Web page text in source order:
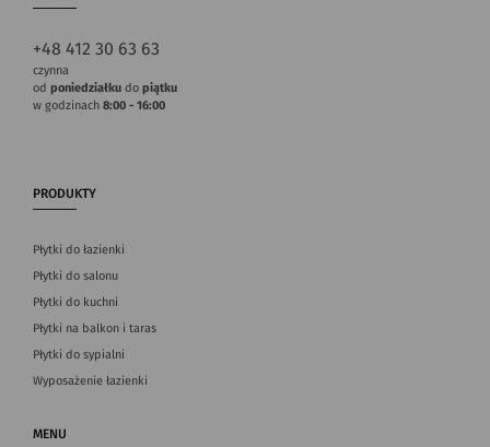
+48 412 30 63 63
czynna
od poniedziałku do piątku
w godzinach 8:00 - 16:00
PRODUKTY
Płytki do łazienki
Płytki do salonu
Płytki do kuchni
Płytki na balkon i taras
Płytki do sypialni
Wyposażenie łazienki
MENU